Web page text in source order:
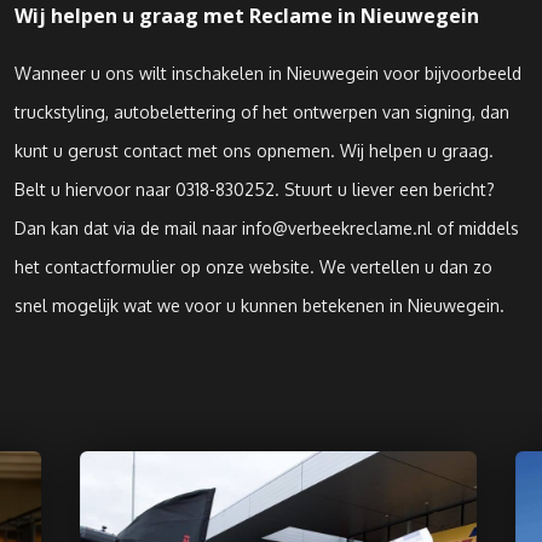
Wij helpen u graag met Reclame in Nieuwegein
Wanneer u ons wilt inschakelen in Nieuwegein voor bijvoorbeeld
truckstyling, autobelettering of het ontwerpen van signing, dan
kunt u gerust contact met ons opnemen. Wij helpen u graag.
Belt u hiervoor naar 0318-830252. Stuurt u liever een bericht?
Dan kan dat via de mail naar info@verbeekreclame.nl of middels
het contactformulier op onze website. We vertellen u dan zo
snel mogelijk wat we voor u kunnen betekenen in Nieuwegein.